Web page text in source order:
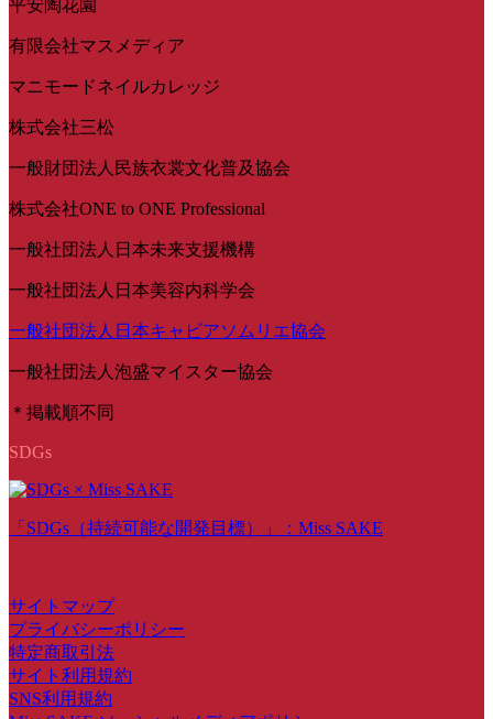
平安陶花園
有限会社マスメディア
マニモードネイルカレッジ
株式会社三松
一般財団法人民族衣裳文化普及協会
株式会社ONE to ONE Professional
一般社団法人日本未来支援機構
一般社団法人日本美容内科学会
一般社団法人日本キャビアソムリエ協会
一般社団法人泡盛マイスター協会
＊掲載順不同
SDGs
「SDGs（持続可能な開発目標）」：Miss SAKE
サイトマップ
プライバシーポリシー
特定商取引法
サイト利用規約
SNS利用規約